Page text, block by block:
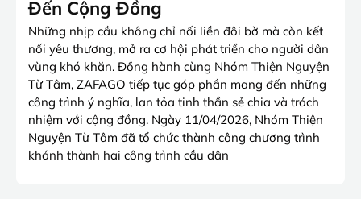
Đến Cộng Đồng
Những nhịp cầu không chỉ nối liền đôi bờ mà còn kết
nối yêu thương, mở ra cơ hội phát triển cho người dân
vùng khó khăn. Đồng hành cùng Nhóm Thiện Nguyện
Từ Tâm, ZAFAGO tiếp tục góp phần mang đến những
công trình ý nghĩa, lan tỏa tinh thần sẻ chia và trách
nhiệm với cộng đồng. Ngày 11/04/2026, Nhóm Thiện
Nguyện Từ Tâm đã tổ chức thành công chương trình
khánh thành hai công trình cầu dân